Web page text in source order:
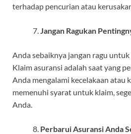
terhadap pencurian atau
Jangan Ragukan
Anda sebaiknya jangan ragu
Klaim asuransi adalah saat yang
Anda mengalami kecelakaan atau
memenuhi syarat untuk klaim,
Anda.
Perbarui Asuransi Anda